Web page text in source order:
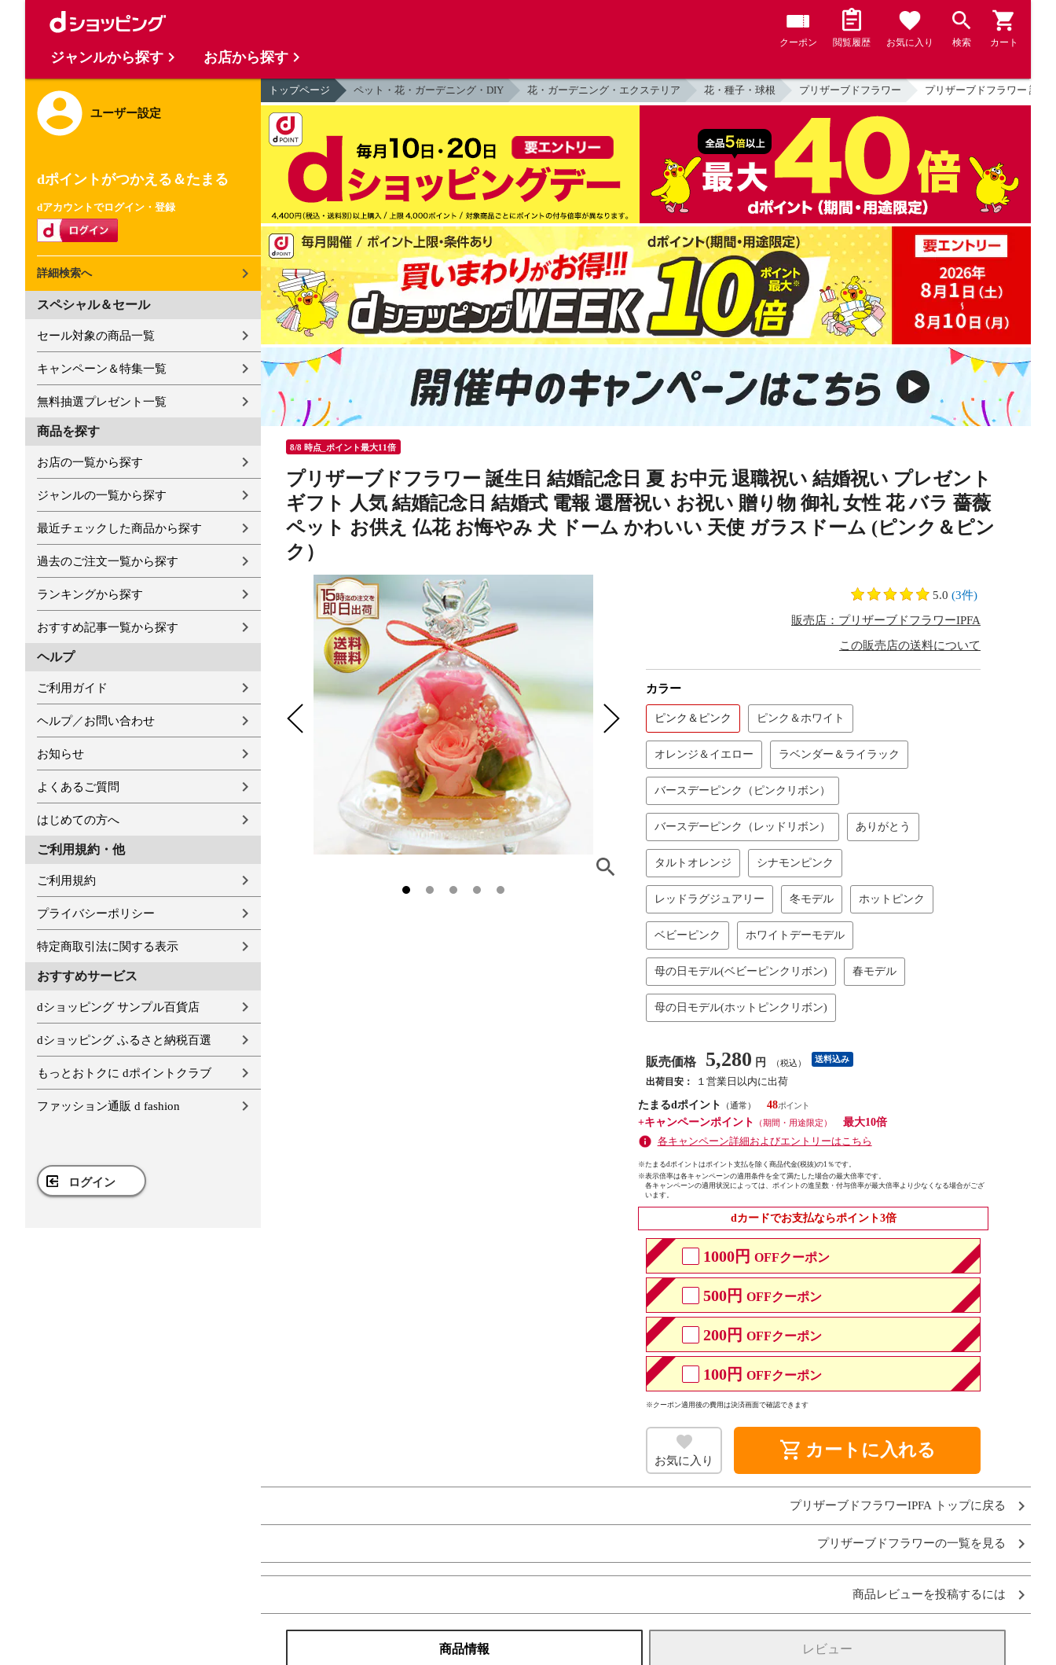
クーポン 閲覧履歴 お気に入り 検索 カート
ユーザー設定
dポイントがつかえる＆たまる
dアカウントでログイン・登録
詳細検索へ
スペシャル＆セール
セール対象の商品一覧
キャンペーン＆特集一覧
無料抽選プレゼント一覧
商品を探す
お店の一覧から探す
ジャンルの一覧から探す
最近チェックした商品から探す
過去のご注文一覧から探す
ランキングから探す
おすすめ記事一覧から探す
ヘルプ
ご利用ガイド
ヘルプ／お問い合わせ
お知らせ
よくあるご質問
はじめての方へ
ご利用規約・他
ご利用規約
プライバシーポリシー
特定商取引法に関する表示
おすすめサービス
dショッピング サンプル百貨店
dショッピング ふるさと納税百選
もっとおトクに dポイントクラブ
ファッション通販 d fashion
ログイン
トップページ ペット・花・ガーデニング・DIY 花・ガーデニング・エクステリア 花・種子・球根 プリザーブドフラワー プリザーブドフラワー 誕生
8/8 時点_ポイント最大11倍
プリザーブドフラワー 誕生日 結婚記念日 夏 お中元 退職祝い 結婚祝い プレゼント
ギフト 人気 結婚記念日 結婚式 電報 還暦祝い お祝い 贈り物 御礼 女性 花 バラ 薔薇
ペット お供え 仏花 お悔やみ 犬 ドーム かわいい 天使 ガラスドーム (ピンク＆ピン
ク）
5.0 (3件)
販売店：プリザーブドフラワーIPFA
この販売店の送料について
カラー
ピンク＆ピンク ピンク＆ホワイト
オレンジ＆イエロー ラベンダー＆ライラック
バースデーピンク（ピンクリボン）
バースデーピンク（レッドリボン） ありがとう
タルトオレンジ シナモンピンク
レッドラグジュアリー 冬モデル ホットピンク
ベビーピンク ホワイトデーモデル
母の日モデル(ベビーピンクリボン) 春モデル
母の日モデル(ホットピンクリボン)
販売価格 5,280 円 （税込） 送料込み
出荷目安：
１営業日以内に出荷
たまるdポイント
（通常）
48
+キャンペーンポイント
（期間・用途限定）
最大10倍
各キャンペーン詳細およびエントリーはこちら
※たまるdポイントはポイント支払を除く商品代金(税抜)の1％です。
※表示倍率は各キャンペーンの適用条件を全て満たした場合の最大倍率です。
各キャンペーンの適用状況によっては、ポイントの進呈数・付与倍率が最大倍率より少なくなる場合がござ
います。
dカードでお支払ならポイント3倍
1000円 OFFクーポン
500円 OFFクーポン
200円 OFFクーポン
100円 OFFクーポン
※クーポン適用後の費用は決済画面で確認できます
お気に入り shopping_cart カートに入れる
プリザーブドフラワーIPFA トップに戻る
プリザーブドフラワーの一覧を見る
商品レビューを投稿するには
商品情報 レビュー
ジャンルから探す お店から探す